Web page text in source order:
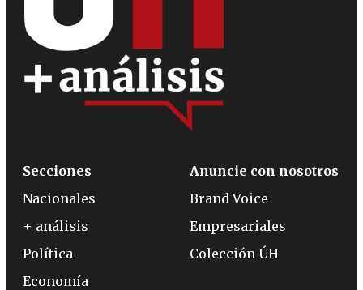
Secciones
Nacionales
+ análisis
Política
Economía
Anuncie con nosotros
Brand Voice
Empresariales
Colección ÚH